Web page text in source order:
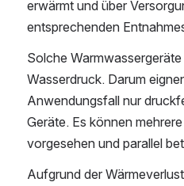
erwärmt und über
entsprechenden
Solche
Wasserdruck. Darum
Anwendungsfall nur
Geräte. Es können
vorgesehen und parallel
Aufgrund der